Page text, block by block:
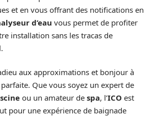
et en vous offrant des notifications en
d’eau vous permet de profiter
installation sans les tracas de
aux approximations et bonjour à
Que vous soyez un expert de
ou un amateur de spa, l’ICO est
pour une expérience de baignade